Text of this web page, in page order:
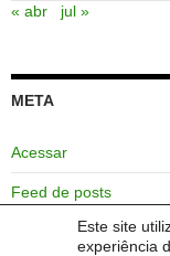
Este site
experiência
« abr
jul »
META
Acessar
Feed de posts
Feed de comentários